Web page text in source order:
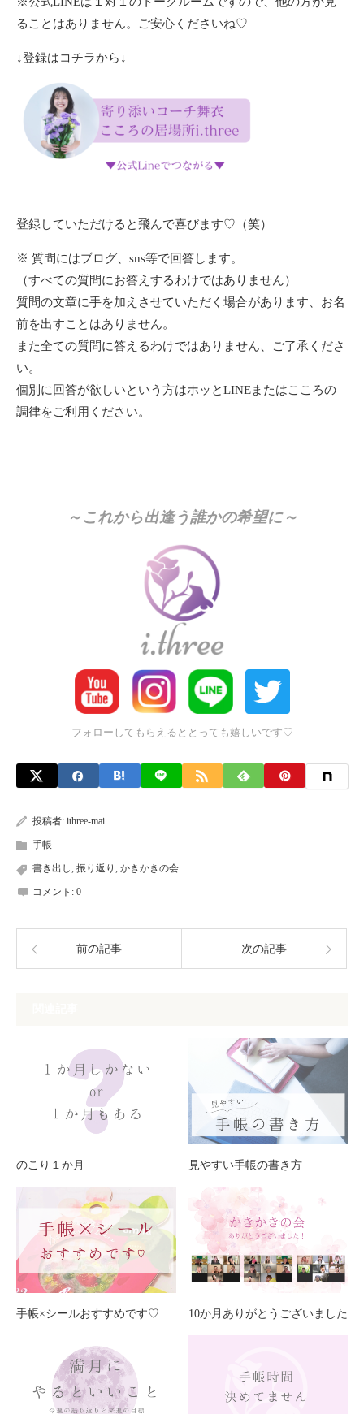
ることはありません。ご安心くださいね♡
↓登録はコチラから↓
登録していただけると飛んで喜びます♡（笑）
※ 質問にはブログ、sns等で回答します。
（すべての質問にお答えするわけではありません）
質問の文章に手を加えさせていただく場合があります、お名
前を出すことはありません。
また全ての質問に答えるわけではありません、ご了承くださ
い。
個別に回答が欲しいという方はホッとLINEまたはこころの
調律をご利用ください。
～これから出逢う誰かの希望に～
フォローしてもらえるととっても嬉しいです♡
投稿者: ithree-mai
手帳
書き出し, 振り返り , かきかきの会
コメント: 0
前の記事 次の記事
のこり１か月 見やすい手帳の書き方
手帳×シールおすすめです♡ 10か月ありがとうございました